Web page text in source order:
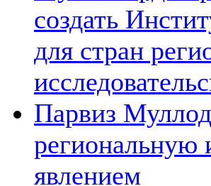
создать
для стран
Парвиз
региональную
явлением